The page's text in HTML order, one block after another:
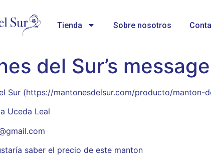
Tienda Sobre nosotros
del Sur’s
Sur (https://mantonesdelsur.com/producto/
Uceda Leal
saber el precio de este manton